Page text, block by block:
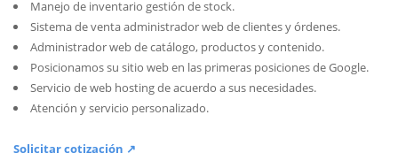
Manejo de inventario gestión de stock.
Sistema de venta administrador web de clientes y órdenes.
Administrador web de catálogo, productos y contenido.
Posicionamos su sitio web en las primeras posiciones de Google.
Servicio de web hosting de acuerdo a sus necesidades.
Atención y servicio personalizado.
Solicitar cotización ↗